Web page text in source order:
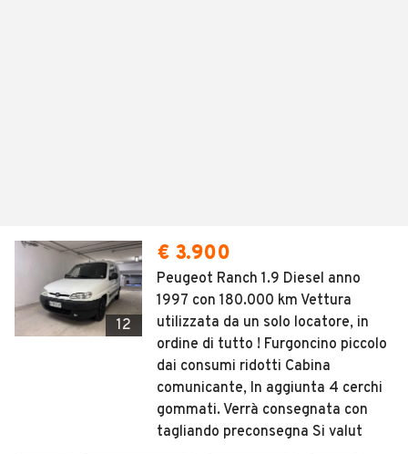
12
€ 3.900
Peugeot Ranch 1.9 Diesel anno
1997 con 180.000 km Vettura
utilizzata da un solo locatore, in
ordine di tutto ! Furgoncino piccolo
dai consumi ridotti Cabina
comunicante, In aggiunta 4 cerchi
gommati. Verrà consegnata con
tagliando preconsegna Si valut